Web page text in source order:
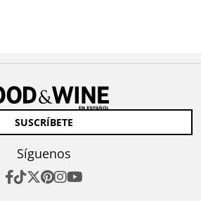
SUSCRÍBETE
Síguenos